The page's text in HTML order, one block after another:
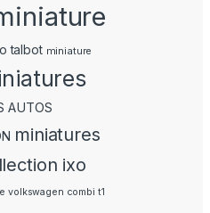
talbot miniature
AUTOS
miniatures
ixo
volkswagen combi t1